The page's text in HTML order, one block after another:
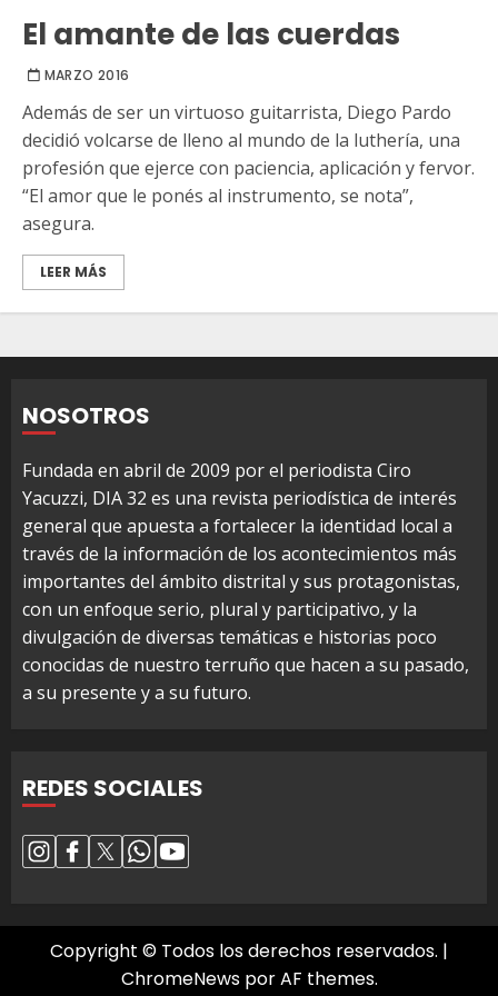
El amante de las cuerdas
MARZO 2016
Además de ser un virtuoso guitarrista, Diego Pardo
decidió volcarse de lleno al mundo de la luthería, una
profesión que ejerce con paciencia, aplicación y fervor.
“El amor que le ponés al instrumento, se nota”,
asegura.
LEER MÁS
NOSOTROS
Fundada en abril de 2009 por el periodista Ciro
Yacuzzi, DIA 32 es una revista periodística de interés
general que apuesta a fortalecer la identidad local a
través de la información de los acontecimientos más
importantes del ámbito distrital y sus protagonistas,
con un enfoque serio, plural y participativo, y la
divulgación de diversas temáticas e historias poco
conocidas de nuestro terruño que hacen a su pasado,
a su presente y a su futuro.
REDES SOCIALES
Copyright © Todos los derechos reservados. |
ChromeNewspor AF themes.